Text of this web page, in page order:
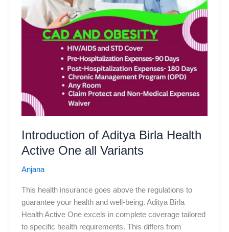
होगा
Introduction of Aditya Birla Health
Active One all Variants
Anjana
This health insurance goes above the regulations to
guarantee your health and well-being. Aditya Birla
Health Active One excels in complete coverage tailored
to specific health requirements. This differs from